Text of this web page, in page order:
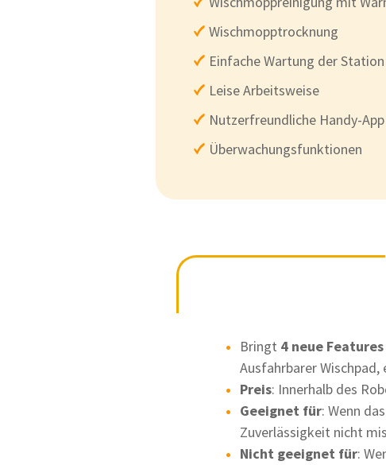
Wischmopptrocknung
Einfache Wartung der Station
Leise Arbeitsweise
Nutzerfreundliche Handy-App
Überwachungsfunktionen
Bringt 4 neue
Ausfahrbarer
Preis: Innerhalb des
Geeignet für: Wenn
Zuverlässigkeit nicht
Nicht geeignet für: